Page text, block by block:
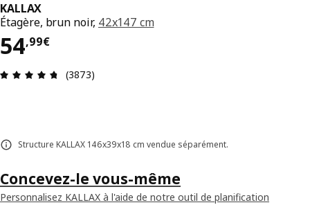
KALLAX
Étagère, brun noir, 42x147 cm
54,99€
54,99€
Évaluation: 4.7 sur 5 étoiles. Nombre total
(3873)
Structure KALLAX 146x39x18 cm vendue séparément.
Concevez-le vous-même
Personnalisez KALLAX à l'aide de notre outil de planification